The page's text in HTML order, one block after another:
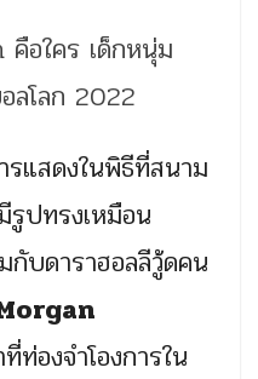
รแสดงในพิธีที่สนาม
ปทรงเหมือน
กับดาราฮอลลีวู้ดคน
ท่องจำโองการใน